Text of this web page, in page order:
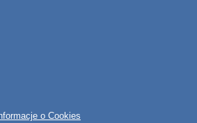
o Cookies